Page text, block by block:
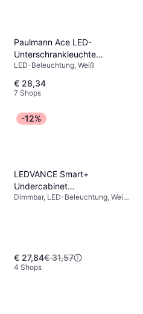
Paulmann Ace LED-
Unterschrankleuchte
Tischbeleuchtung
LED-Beleuchtung, Weiß
€ 28,34
7 Shops
-12%
LEDVANCE Smart+
Undercabinet
Tischbeleuchtung
Dimmbar, LED-Beleuchtung, Weiß,
€ 27,84€ 31,57
4 Shops